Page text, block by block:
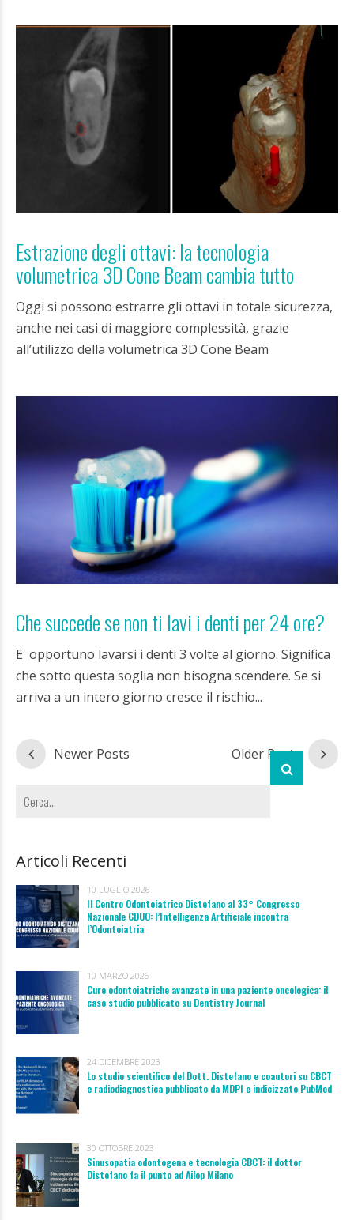
Estrazione degli ottavi: la tecnologia
volumetrica 3D Cone Beam cambia tutto
Oggi si possono estrarre gli ottavi in totale sicurezza,
anche nei casi di maggiore complessità, grazie
all’utilizzo della volumetrica 3D Cone Beam
Che succede se non ti lavi i denti per 24 ore?
E' opportuno lavarsi i denti 3 volte al giorno. Significa
che sotto questa soglia non bisogna scendere. Se si
arriva a un intero giorno cresce il rischio...
Newer Posts Older Posts
Articoli Recenti
10 LUGLIO 2026
Il Centro Odontoiatrico Distefano al 33° Congresso
Nazionale CDUO: l’Intelligenza Artificiale incontra
l’Odontoiatria
10 MARZO 2026
Cure odontoiatriche avanzate in una paziente oncologica: il
caso studio pubblicato su Dentistry Journal
24 DICEMBRE 2023
Lo studio scientifico del Dott. Distefano e coautori su CBCT
e radiodiagnostica pubblicato da MDPI e indicizzato PubMed
30 OTTOBRE 2023
Sinusopatia odontogena e tecnologia CBCT: il dottor
Distefano fa il punto ad Ailop Milano